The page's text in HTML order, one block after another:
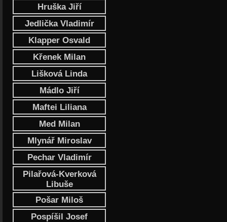
Hruška Jiří
Jedlička Vladimír
Klapper Osvald
Křenek Milan
Lišková Linda
Mádlo Jiří
Maftei Liliana
Med Milan
Mlynář Miroslav
Pechar Vladimír
Pilařová-Kverková
Libuše
Pošar Miloš
Pospíšil Josef